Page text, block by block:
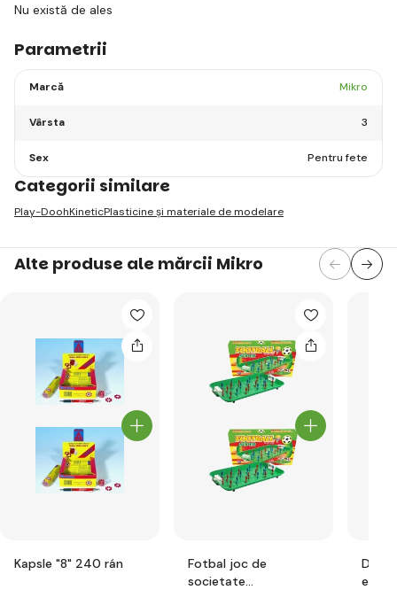
Nu există de ales
Parametrii
Marcă Mikro
Vârsta 3
Sex Pentru fete
Categorii similare
Play-DoohKineticPlasticine și materiale de modelare
Alte produse ale mărcii Mikro
Kapsle "8" 240 rán
Fotbal joc de
societate